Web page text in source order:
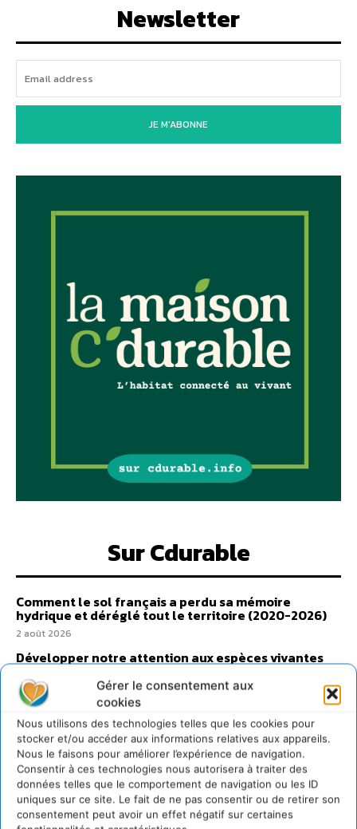
Gérer le consentement aux
cookies
Nous utilisons des technologies telles que les cookies pour
stocker et/ou accéder aux informations relatives aux appareils.
Nous le faisons pour améliorer l’expérience de navigation.
Consentir à ces technologies nous autorisera à traiter des
données telles que le comportement de navigation ou les ID
uniques sur ce site. Le fait de ne pas consentir ou de retirer son
consentement peut avoir un effet négatif sur certaines
Newsletter
JE M'ABONNE
Sur Cdurable
Comment le sol français a perdu sa mémoire
hydrique et déréglé tout le territoire (2020-2026)
2 août 2026
Développer notre attention aux espèces vivantes
30 juillet 2026
Un kit citoyen pour lever les freins au
développement des forêts comestibles dans nos
villes
29 juillet 2026
L’éco-anxiété informe et l’éco-lucidité transforme
28 juillet 2026